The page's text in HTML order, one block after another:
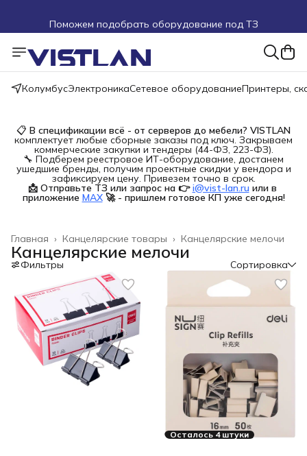
Пуско-наладочные работы
Пришлите запрос на e-mail или в чат
КолумбусЭлектроникаСетевое оборудованиеПринтеры,
📋 В спецификации всё - от серверов до мебели? VISTLAN
комплектует любые сборные заказы под ключ. Закрываем
коммерческие закупки и тендеры (44-ФЗ, 223-ФЗ).
🔧 Подберем реестровое ИТ-оборудование, достанем
ушедшие бренды, получим проектные скидки у вендора и
зафиксируем цену. Привезем точно в срок.
📩 Отправьте ТЗ или запрос на 👉 i@vist-lan.ru или в
приложение MAX 🚀 - пришлем готовое КП уже сегодня!
Канцелярские мелочи
Канцелярские товары ›
Главная ›
Канцелярские мелочи
Фильтры Сортировка
Осталось 4 штуки